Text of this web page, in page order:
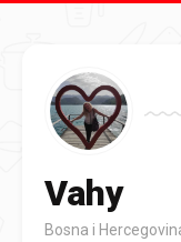
Vahy
Bosna i